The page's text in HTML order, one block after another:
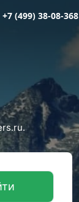
+7 (499) 38-08-368